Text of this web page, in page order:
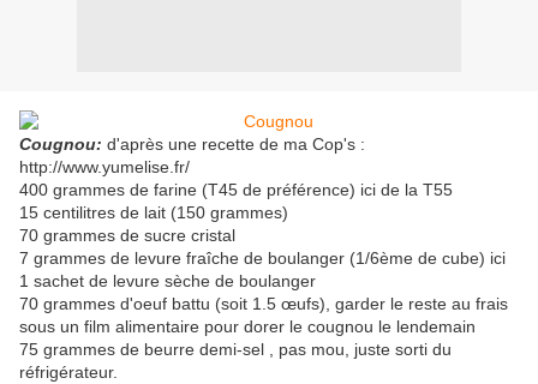
Cougnou: d'après une recette de ma Cop's :
http://www.yumelise.fr/
400 grammes de farine (T45 de préférence) ici de la T55
15 centilitres de lait (150 grammes)
70 grammes de sucre cristal
7 grammes de levure fraîche de boulanger (1/6ème de cube) ici
1 sachet de levure sèche de boulanger
70 grammes d'oeuf battu (soit 1.5 œufs), garder le reste au frais
sous un film alimentaire pour dorer le cougnou le lendemain
75 grammes de beurre demi-sel , pas mou, juste sorti du
réfrigérateur.